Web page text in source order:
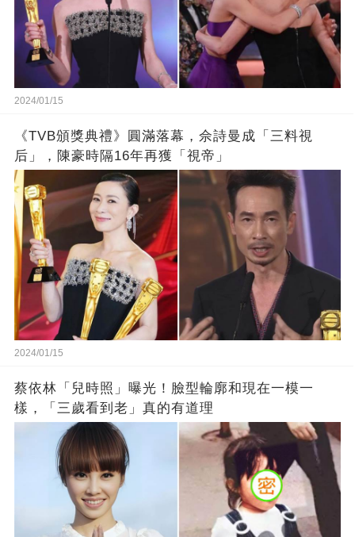
2024/01/15
《TVB頒獎典禮》圓滿落幕，佘詩曼成「三料視
后」，陳豪時隔16年再獲「視帝」
2024/01/15
蔡依林「兒時照」曝光！臉型輪廓和現在一模一
樣，「三歲看到老」真的有道理